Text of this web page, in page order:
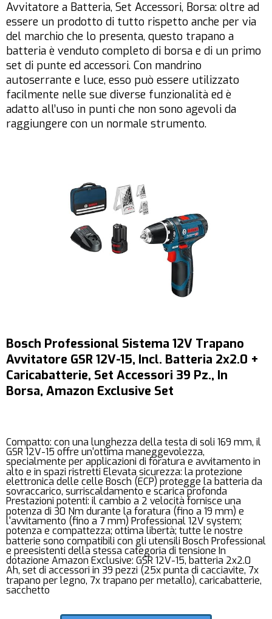
Avvitatore a Batteria, Set Accessori, Borsa: oltre ad
essere un prodotto di tutto rispetto anche per via
del marchio che lo presenta, questo trapano a
batteria è venduto completo di borsa e di un primo
set di punte ed accessori. Con mandrino
autoserrante e luce, esso può essere utilizzato
facilmente nelle sue diverse funzionalità ed è
adatto all’uso in punti che non sono agevoli da
raggiungere con un normale strumento.
Bosch Professional Sistema 12V Trapano
Avvitatore GSR 12V-15, Incl. Batteria 2x2.0 +
Caricabatterie, Set Accessori 39 Pz., In
Borsa, Amazon Exclusive Set
Compatto: con una lunghezza della testa di soli 169 mm, il
GSR 12V-15 offre un'ottima maneggevolezza,
specialmente per applicazioni di foratura e avvitamento in
alto e in spazi ristretti Elevata sicurezza: la protezione
elettronica delle celle Bosch (ECP) protegge la batteria da
sovraccarico, surriscaldamento e scarica profonda
Prestazioni potenti: il cambio a 2 velocità fornisce una
potenza di 30 Nm durante la foratura (fino a 19 mm) e
l'avvitamento (fino a 7 mm) Professional 12V system;
potenza e compattezza; ottima libertà; tutte le nostre
batterie sono compatibili con gli utensili Bosch Professional
e preesistenti della stessa categoria di tensione In
dotazione Amazon Exclusive: GSR 12V-15, batteria 2x2.0
Ah, set di accessori in 39 pezzi (25x punta di cacciavite, 7x
trapano per legno, 7x trapano per metallo), caricabatterie,
sacchetto